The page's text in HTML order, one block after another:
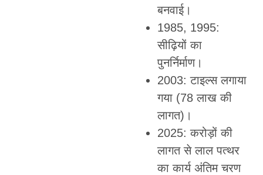
बनवाई।
1985, 1995:
सीढ़ियों का
पुनर्निर्माण।
2003: टाइल्स लगाया
गया (78 लाख की
लागत)।
2025: करोड़ों की
लागत से लाल पत्थर
का कार्य अंतिम चरण